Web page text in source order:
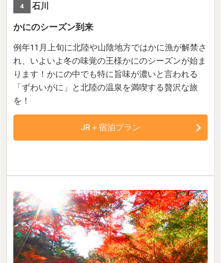
4
石川
かにのシーズン到来
例年11月上旬に北陸や山陰地方ではかに漁が解禁さ
れ、いよいよ冬の味覚の王様かにのシーズンが始ま
ります！かにの中でも特に旨味が濃いと言われる
「ずわいがに」と北陸の温泉を満喫する贅沢な旅
を！
JR＋宿泊プラン